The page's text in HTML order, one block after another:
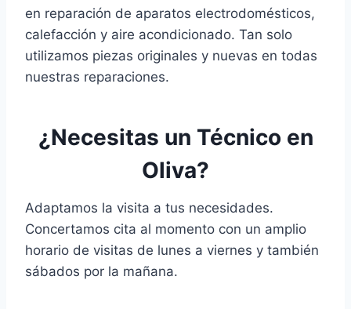
en reparación de aparatos electrodomésticos,
calefacción y aire acondicionado. Tan solo
utilizamos piezas originales y nuevas en todas
nuestras reparaciones.
¿Necesitas un Técnico en
Oliva?
Adaptamos la visita a tus necesidades.
Concertamos cita al momento con un amplio
horario de visitas de lunes a viernes y también
sábados por la mañana.